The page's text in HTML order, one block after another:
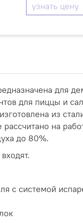
узнать цену
для
для пиццы и
из
на
до 80%.
с системой